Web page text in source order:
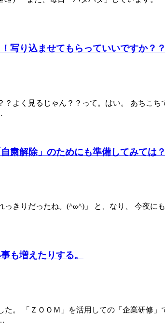
写り込ませてもらっていいですか？？
よく見るじゃん？？って。はい。 あちこ
粛解除」のためにも準備してみては？
きりだったね。(^ω^)」 と、なり、 今夜
も増えたりする。
。 「ＺＯＯＭ」を活用しての「企業研修